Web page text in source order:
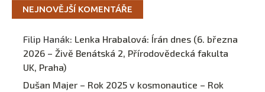
NEJNOVĚJŠÍ KOMENTÁŘE
Filip Hanák: Lenka Hrabalová: Írán dnes (6. března
2026 – Živě Benátská 2, Přírodovědecká fakulta
UK, Praha)
Dušan Majer – Rok 2025 v kosmonautice – Rok